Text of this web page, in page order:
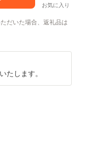
お気に入り
だいた場合、返礼品は
たします。